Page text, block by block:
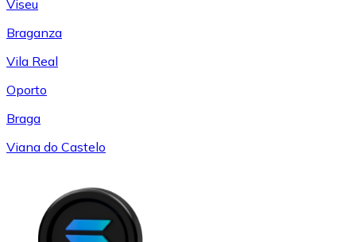
Viseu
Braganza
Vila Real
Oporto
Braga
Viana do Castelo